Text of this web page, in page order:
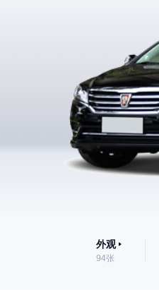
外观
94张